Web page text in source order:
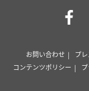
お問い合わせ プ
コンテンツポリシー